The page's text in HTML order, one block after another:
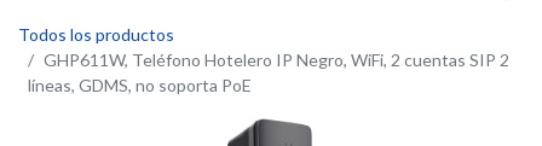
Todos los productos
GHP611W, Teléfono Hotelero IP Negro, WiFi, 2 cuentas SIP 2
líneas, GDMS, no soporta PoE